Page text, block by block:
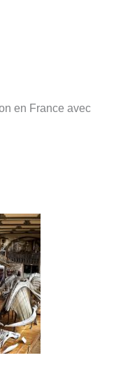
en France avec